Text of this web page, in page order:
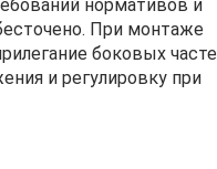
нормативов и
При монтаже
боковых
и регулировку при